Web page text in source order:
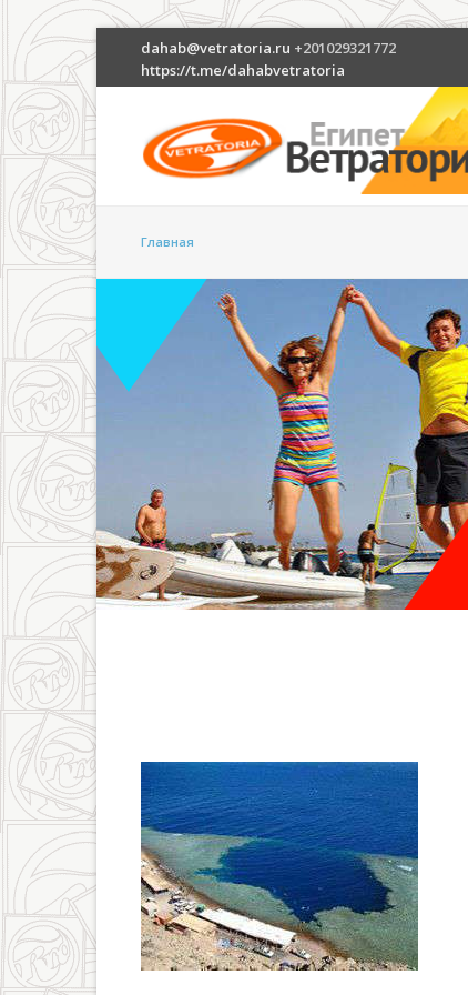
dahab@vetratoria.ru +201029321772
https://t.me/dahabvetratoria
Главная